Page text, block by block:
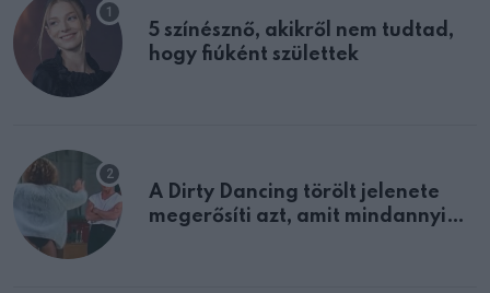
5 színésznő, akikről nem tudtad,
hogy fiúként születtek
A Dirty Dancing törölt jelenete
megerősíti azt, amit mindannyian